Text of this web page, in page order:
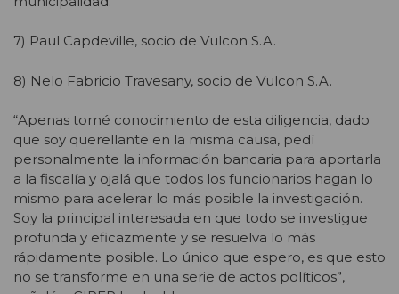
7) Paul Capdeville, socio de Vulcon S.A.
8) Nelo Fabricio Travesany, socio de Vulcon S.A.
“Apenas tomé conocimiento de esta diligencia, dado
que soy querellante en la misma causa, pedí
personalmente la información bancaria para aportarla
a la fiscalía y ojalá que todos los funcionarios hagan lo
mismo para acelerar lo más posible la investigación.
Soy la principal interesada en que todo se investigue
profunda y eficazmente y se resuelva lo más
rápidamente posible. Lo único que espero, es que esto
no se transforme en una serie de actos políticos”,